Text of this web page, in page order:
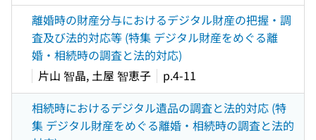
離婚時の財産分与におけるデジタル財産の把握・調
査及び法的対応等 (特集 デジタル財産をめぐる離
婚・相続時の調査と法的対応)
片山 智晶, 土屋 智恵子
p.4-11
相続時におけるデジタル遺品の調査と法的対応 (特
集 デジタル財産をめぐる離婚・相続時の調査と法的